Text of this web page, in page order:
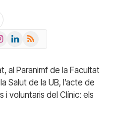
LinkedIn
RSS
al Paranimf de la Facultat
Salut de la UB, l’acte de
i voluntaris del Clínic: els